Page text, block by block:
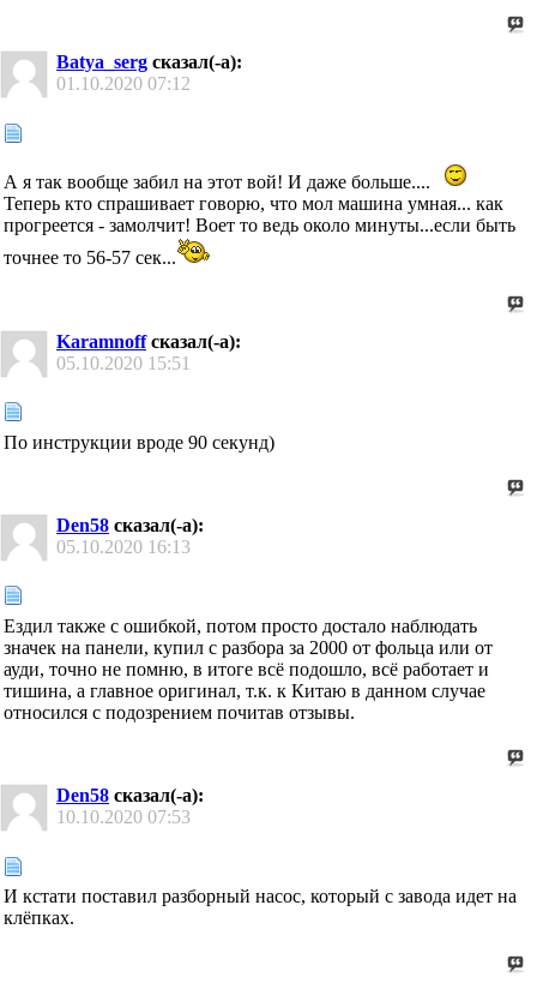
Batya_serg сказал(-а):
01.10.2020 07:12
А я так вообще забил на этот вой! И даже больше....
Теперь кто спрашивает говорю, что мол машина умная... как
прогреется - замолчит! Воет то ведь около минуты...если быть
точнее то 56-57 сек...
Karamnoffсказал(-а):
05.10.2020 15:51
По инструкции вроде 90 секунд)
Den58 сказал(-а):
05.10.2020 16:13
Ездил также с ошибкой, потом просто достало наблюдать
значек на панели, купил с разбора за 2000 от фольца или от
ауди, точно не помню, в итоге всё подошло, всё работает и
тишина, а главное оригинал, т.к. к Китаю в данном случае
относился с подозрением почитав отзывы.
Den58 сказал(-а):
10.10.2020 07:53
И кстати поставил разборный насос, который с завода идет на
клёпках.